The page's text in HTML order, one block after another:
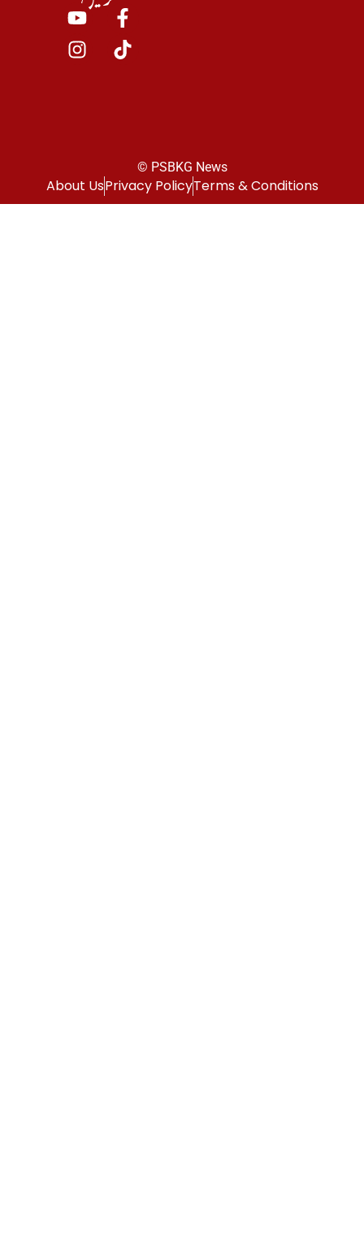
© PSBKG News
About UsPrivacy PolicyTerms & Conditions